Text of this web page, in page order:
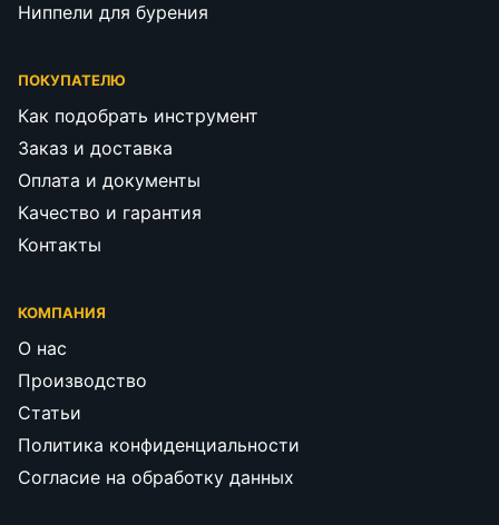
Ниппели для бурения
ПОКУПАТЕЛЮ
Как подобрать инструмент
Заказ и доставка
Оплата и документы
Качество и гарантия
Контакты
КОМПАНИЯ
О нас
Производство
Статьи
Политика конфиденциальности
Согласие на обработку данных